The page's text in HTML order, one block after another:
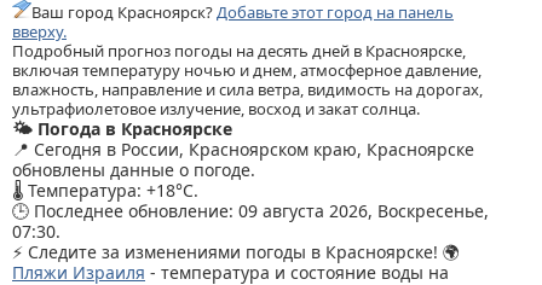
Ваш город Красноярск?Добавьте этот город на панель
вверху.
Подробный прогноз погоды на десять дней в Красноярске,
включая температуру ночью и днем, атмосферное давление,
влажность, направление и сила ветра, видимость на дорогах,
ультрафиолетовое излучение, восход и закат солнца.
🌤️ Погода в Красноярске
📍 Сегодня в России, Красноярском краю, Красноярске
обновлены данные о погоде.
🌡️ Температура: +18°C.
🕒 Последнее обновление: 09 августа 2026, Воскресенье,
07:30.
⚡ Следите за изменениями погоды в Красноярске! 🌍
Пляжи Израиля - температура и состояние воды на